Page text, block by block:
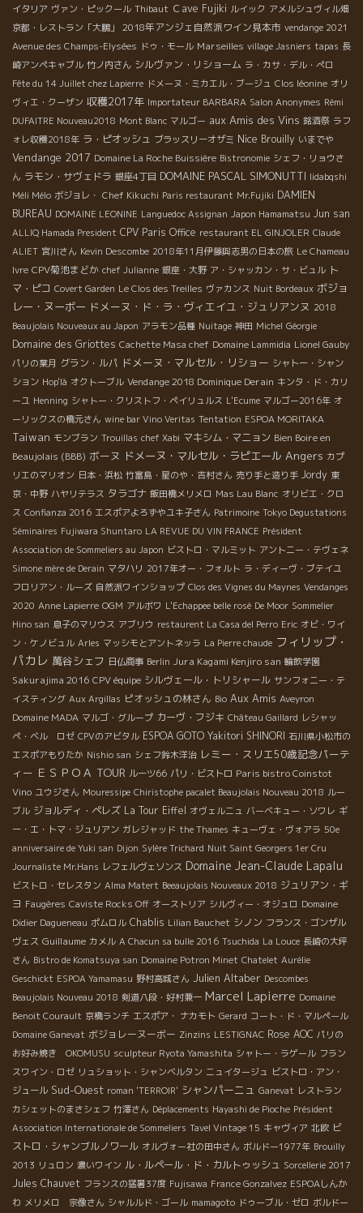
イタリア ヴァン・ピックール Thibaut Ｃave Fujiki ルイック アメルシュヴィル畑
京都・レストラン「大鵬」
2018年アンジェ自然派ワイン見本市 vendange 2021
Avenue des Champs-Elysées ドゥ・モール Marseilles village Jasniers tapas 長
崎アンペキャブル 竹ノ内さん シルヴァン・リショーム ラ・カサ・デル・ぺロ
Fête du 14 Juillet chez Lapierre ドメーヌ・ミカエル・ブージュ Clos léonine オリ
ヴィエ・クーザン 収穫2017年 Importateur BARBARA Salon Anonymes Rémi
DUFAITRE Nouveau2018 Mont Blanc マルゴー aux Amis des Vins 銘酒祭 ラフ
ォレ収穫2018年 ラ・ピオッシュ ブラッスリーオザミ Nice Brouilly いまでや
Vendange 2017 Domaine La Roche Buissière Bistronomie シェフ・リョウさ
ん ラモン・サヴェドラ 銀座4丁目 DOMAINE PASCAL SIMONUTTI Iidabqshi
Méli Mélo ボジョレ・ Chef Kikuchi Paris restaurant Mr.Fujiki DAMIEN
BUREAU DOMAINE LEONINE Languedoc Assignan Japon Hamamatsu Jun san
ALLIQ Hamada President CPV Paris Office restaurant EL GINJOLER Claude
ALIET 宮川さん Kevin Descombe 2018年11月伊藤與志男の日本の旅 Le Chameau
Ivre CPV菊池まどか chef Julianne 銀座・大野 ア・シャッカン・サ・ビュル ト
マ・ピコ Covert Garden Le Clos des Treilles ヴァカンス Nuit Bordeaux ボジョ
レー・ヌーボー ドメーヌ・ド・ラ・ヴィエイユ・ジュリアンヌ 2018
Beaujolais Nouveaux au Japon アラモン品種 Nuitage 神田 Michel Géorgie
Domaine des Griottes Cachette Masa chef Domaine Lammidia Lionel Gauby
パリの葉月 グラン・ルパ ドメーヌ・マルセル・リショー シャトー・シャン
ション Hop'là オクトーブル Vendange 2018 Dominique Derain キンタ・ド・カリ
ーユ Henning シャトー・クリストフ・ペイリュルス L'Ecume マルゴー2016年 オ
ーリックスの橋元さん wine bar Vino Veritas Tentation ESPOA MORITAKA
Taiwan モンブラン Trouillas chef Xabi マキシム・マニョン Bien Boire en
Beaujolais (BBB) ボーヌ ドメーヌ・マルセル・ラピエール Angers カプ
リエのマリオン 日本・浜松 竹富島・星のや・吉村さん 売り手と造り手 Jordy 東
京・中野 ハヤリテラス タラゴナ 飯田橋メリメロ Mas Lau Blanc オリビエ・クロ
ス Confianza 2016 エスポアよろずやユキ子さん Patrimoine Tokyo Degustations
Séminaires Fujiwara Shuntaro LA REVUE DU VIN FRANCE Président
Association de Sommeliers au Japon ビストロ・マルミット アントニー・テヴェネ
Simone mère de Derain マタハリ 2017年オー・フォルト ラ・ディーヴ・ブテイユ
フロリアン・ルーズ 自然派ワインショップ Clos des Vignes du Maynes Vendanges
2020 Anne Lapierre OGM アルボワ L'Echappee belle rosé De Moor Sommelier
Hino san 息子のマリウス アブリウ restaurent La Casa del Perro Eric オビ・ワイ
ン・ケノビュル Arles マッシモとアントネッラ La Pierre chaude フィリップ・
パカレ 萬谷シェフ 日仏商事 Berlin Jura Kagami Kenjiro san 輪飲学園
Sakurajima 2016 CPV équipe シルヴェール・トリシャール サンフォニー・テ
イスティング Aux Argillas ピオッシュの林さん Bio Aux Amis Aveyron
Domaine MADA マルゴ・グループ カーヴ・フジキ Château Gaillard レシャッ
ペ・ベル ロゼ CPVのアビタル ESPOA GOTO Yakitori SHINORI 石川県小松市の
エスポアもりたか Nishio san シェフ鈴木洋治 レミー・スリエ50歳記念パーテ
ィー ＥＳＰＯＡ TOUR ルーツ66 パリ・ビストロ Paris bistro Coinstot
Vino ユウジさん Mouressipe Chiristophe pacalet Beaujolais Nouveau 2018 ルー
ブル ジョルディ・ペレズ La Tour Eiffel オヴェルニュ バーベキュー・ソワレ ギ
ー・エ・トマ・ジュリアン ガレジャッド the Thames キューヴェ・ヴォアラ 50e
anniversaire de Yuki san Dijon Sylère Trichard Nuit Saint Georgers 1er Cru
Journaliste Mr.Hans レフェルヴェソンス Domaine Jean-Claude Lapalu
ビストロ・セレスタン Alma Matert Beeaujolais Nouveaux 2018 ジュリアン・ギ
ヨ Faugères Caviste Rocks Off オーストリア シルヴィー・オジュロ Domaine
Didier Dagueneau ポムロル Chablis Lilian Bauchet シノン フランス・ゴンザル
ヴェス Guillaume カメル A Chacun sa bulle 2016 Tsuchida La Louce 長崎の大坪
さん Bistro de Komatsuya san Domaine Potron Minet Chatelet Aurélie
Geschickt ESPOA Yamamasu 野村高城さん Julien Altaber Descombes
Beaujolais Nouveau 2018 剣道八段・好村兼一 Marcel Lapierre Domaine
Benoit Courault 京橋ランチ エスポア・ ナカモト Gerard コート・ド・マルペール
Domaine Ganevat ボジョレーヌーボー Zinzins LESTIGNAC Rose AOC パリの
お好み焼き OKOMUSU sculpteur Ryota Yamashita シャトー・ラゲール フラン
スワイン・ロゼ リュショット・シャンベルタン ニュイタージュ ビストロ・アン・
ジュール Sud-Ouest roman 'TERROIR' シャンパーニュ Ganevat レストラン
カシェットのまさシェフ 竹澤さん Déplacements Hayashi de Pioche Président
Association Internationale de Sommeliers Tavel Vintage 15 キャヴィア 北欧 ビ
ストロ・シャンブルノワール オルヴォー社の田中さん ボルドー1977年 Brouilly
2013 リュロン 濃いワイン ル・ルペール・ド・カルトゥッシュ Sorcellerie 2017
Jules Chauvet フランスの猛暑37度 Fujisawa France Gonzalvez ESPOAしんか
わ メリメロ 宗像さん シャルルド・ゴール mamagoto ドゥーブル・ゼロ ボルドー